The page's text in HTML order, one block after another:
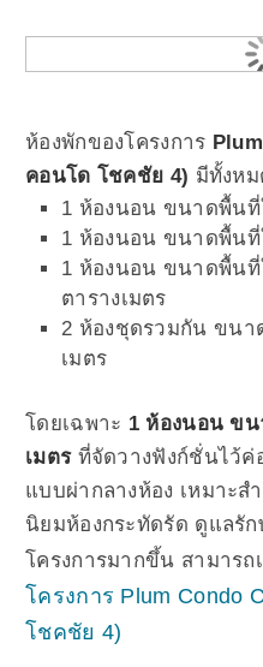
ห้องพักของโครงการ
คอนโด โชคชัย 4) มีทั้งหม
1 ห้องนอน ขนาดพื้นที่
1 ห้องนอน ขนาดพื้นที่
1 ห้องนอน ขนาดพื้นที่
ตารางเมตร
2 ห้องชุดรวมกัน ขนา
เมตร
โดยเฉพาะ 1 ห้องนอน ขน
เมตรที่จัดวางฟังก์ชั่นไว้ค่
แบบผ่ากลางห้อง เหมาะส
นิยมห้องกระทัดรัด ดูแลรั
โครงการมากขึ้น สามารถ
โครงการ Plum Condo
โชคชัย 4)